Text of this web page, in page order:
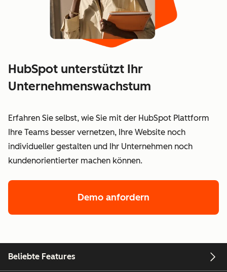
HubSpot unterstützt Ihr
Unternehmenswachstum
Erfahren Sie selbst, wie Sie mit der HubSpot Plattform
Ihre Teams besser vernetzen, Ihre Website noch
individueller gestalten und Ihr Unternehmen noch
kundenorientierter machen können.
Demo anfordern
Beliebte Features